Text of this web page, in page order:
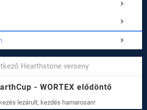
Hearthstone verseny
- WORTEX elődöntő
lezárult, kezdés hamarosan!